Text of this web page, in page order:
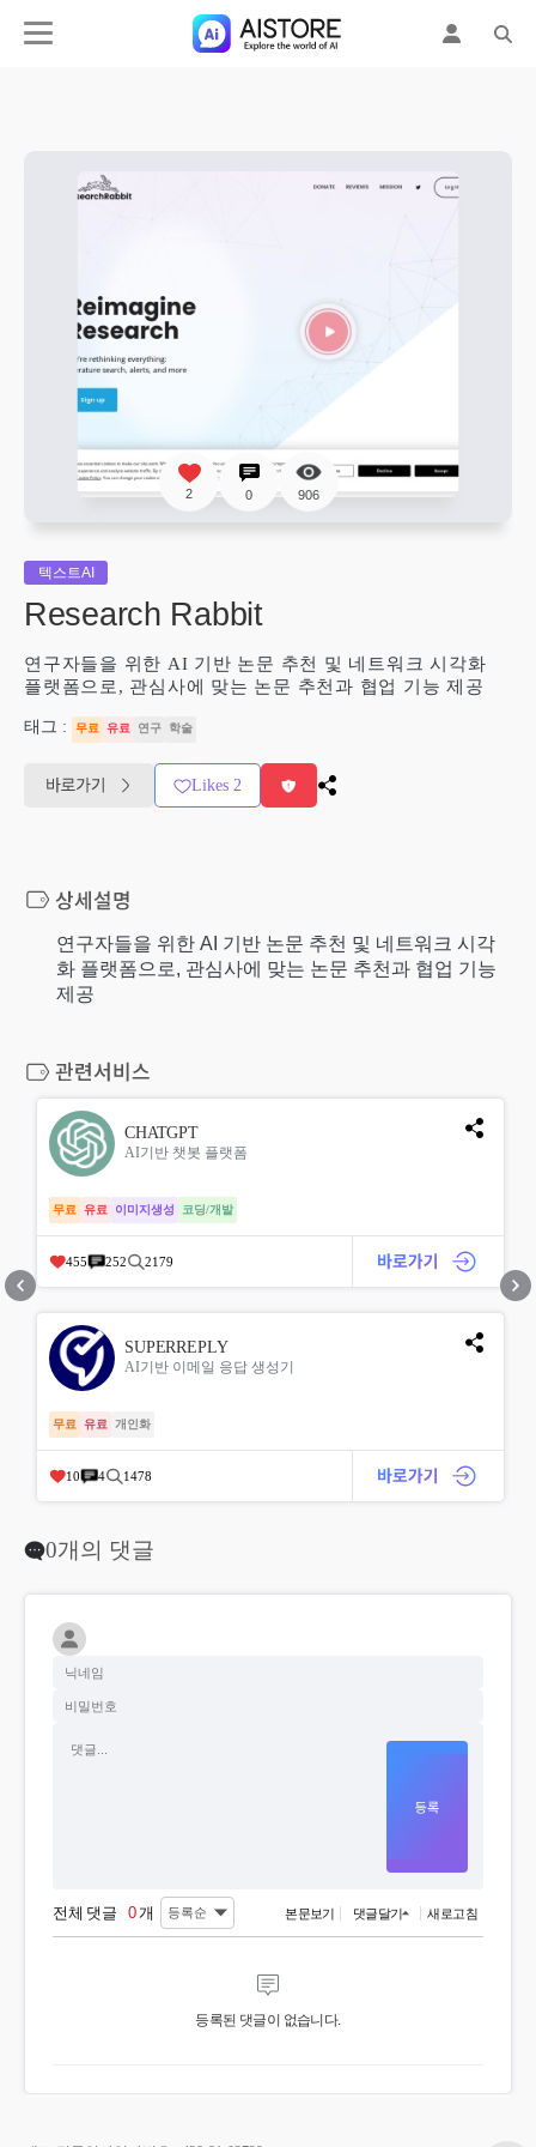
2 0 906
텍스트AI
Research Rabbit
연구자들을 위한 AI 기반 논문 추천 및 네트워크 시각화
플랫폼으로, 관심사에 맞는 논문 추천과 협업 기능 제공
태그 : 무료 유료 연구 학술
Likes 2
연구자들을 위한 AI 기반 논문 추천 및 네트워크 시각
화 플랫폼으로, 관심사에 맞는 논문 추천과 협업 기능
제공
CHATGPT
AI기반 챗봇 플랫폼
무료 유료 이미지생성 코딩/개발
455 252 2179
SUPERREPLY
AI기반 이메일 응답 생성기
무료 유료 개인화
10 4 1478
0개의 댓글
전체 댓글 0 개 본문보기 댓글달기 새로고침
등록된 댓글이 없습니다.